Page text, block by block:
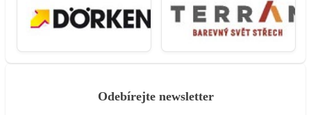
Odebírejte newsletter